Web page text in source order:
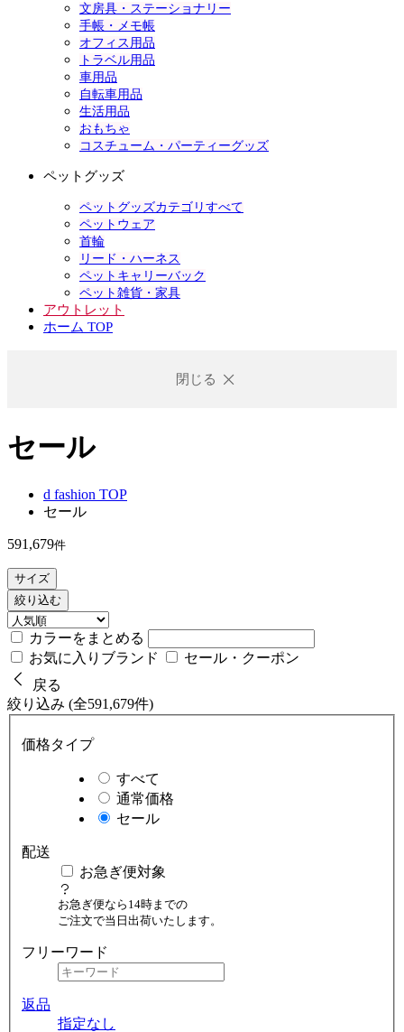
文房具・ステーショナリー
手帳・メモ帳
オフィス用品
トラベル用品
車用品
自転車用品
生活用品
おもちゃ
コスチューム・パーティーグッズ
ペットグッズ
ペットグッズカテゴリすべて
ペットウェア
首輪
リード・ハーネス
ペットキャリーバック
ペット雑貨・家具
アウトレット
ホーム TOP
閉じる
セール
d fashion TOP
セール
591,679件
サイズ
絞り込む
カラーをまとめる
お気に入りブランド
セール・クーポン
戻る
絞り込み (全591,679件)
価格タイプ
すべて
通常価格
セール
配送
お急ぎ便対象
お急ぎ便なら14時までの
ご注文で当日出荷いたします。
フリーワード
返品
指定なし